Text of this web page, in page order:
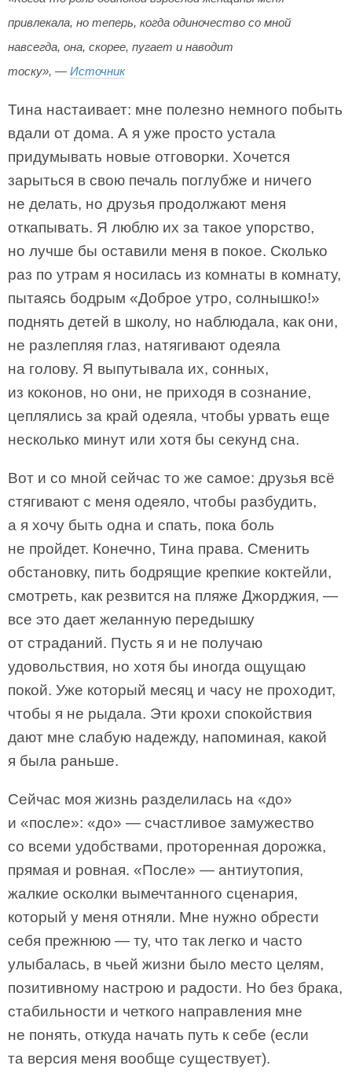
привлекала, но теперь, когда одиночество со мной
навсегда, она, скорее, пугает и наводит
тоску», — Источник
Тина настаивает: мне полезно немного побыть
вдали от дома. А я уже просто устала
придумывать новые отговорки. Хочется
зарыться в свою печаль поглубже и ничего
не делать, но друзья продолжают меня
откапывать. Я люблю их за такое упорство,
но лучше бы оставили меня в покое. Сколько
раз по утрам я носилась из комнаты в комнату,
пытаясь бодрым «Доброе утро, солнышко!»
поднять детей в школу, но наблюдала, как они,
не разлепляя глаз, натягивают одеяла
на голову. Я выпутывала их, сонных,
из коконов, но они, не приходя в сознание,
цеплялись за край одеяла, чтобы урвать еще
несколько минут или хотя бы секунд сна.
Вот и со мной сейчас то же самое: друзья всё
стягивают с меня одеяло, чтобы разбудить,
а я хочу быть одна и спать, пока боль
не пройдет. Конечно, Тина права. Сменить
обстановку, пить бодрящие крепкие коктейли,
смотреть, как резвится на пляже Джорджия, —
все это дает желанную передышку
от страданий. Пусть я и не получаю
удовольствия, но хотя бы иногда ощущаю
покой. Уже который месяц и часу не проходит,
чтобы я не рыдала. Эти крохи спокойствия
дают мне слабую надежду, напоминая, какой
я была раньше.
Сейчас моя жизнь разделилась на «до»
и «после»: «до» — счастливое замужество
со всеми удобствами, проторенная дорожка,
прямая и ровная. «После» — антиутопия,
жалкие осколки вымечтанного сценария,
который у меня отняли. Мне нужно обрести
себя прежнюю — ту, что так легко и часто
улыбалась, в чьей жизни было место целям,
позитивному настрою и радости. Но без брака,
стабильности и четкого направления мне
не понять, откуда начать путь к себе (если
та версия меня вообще существует).